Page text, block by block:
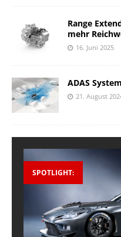
Range
mehr
16. Juni 2025
ADAS
21. August
SPOTLIGHT: